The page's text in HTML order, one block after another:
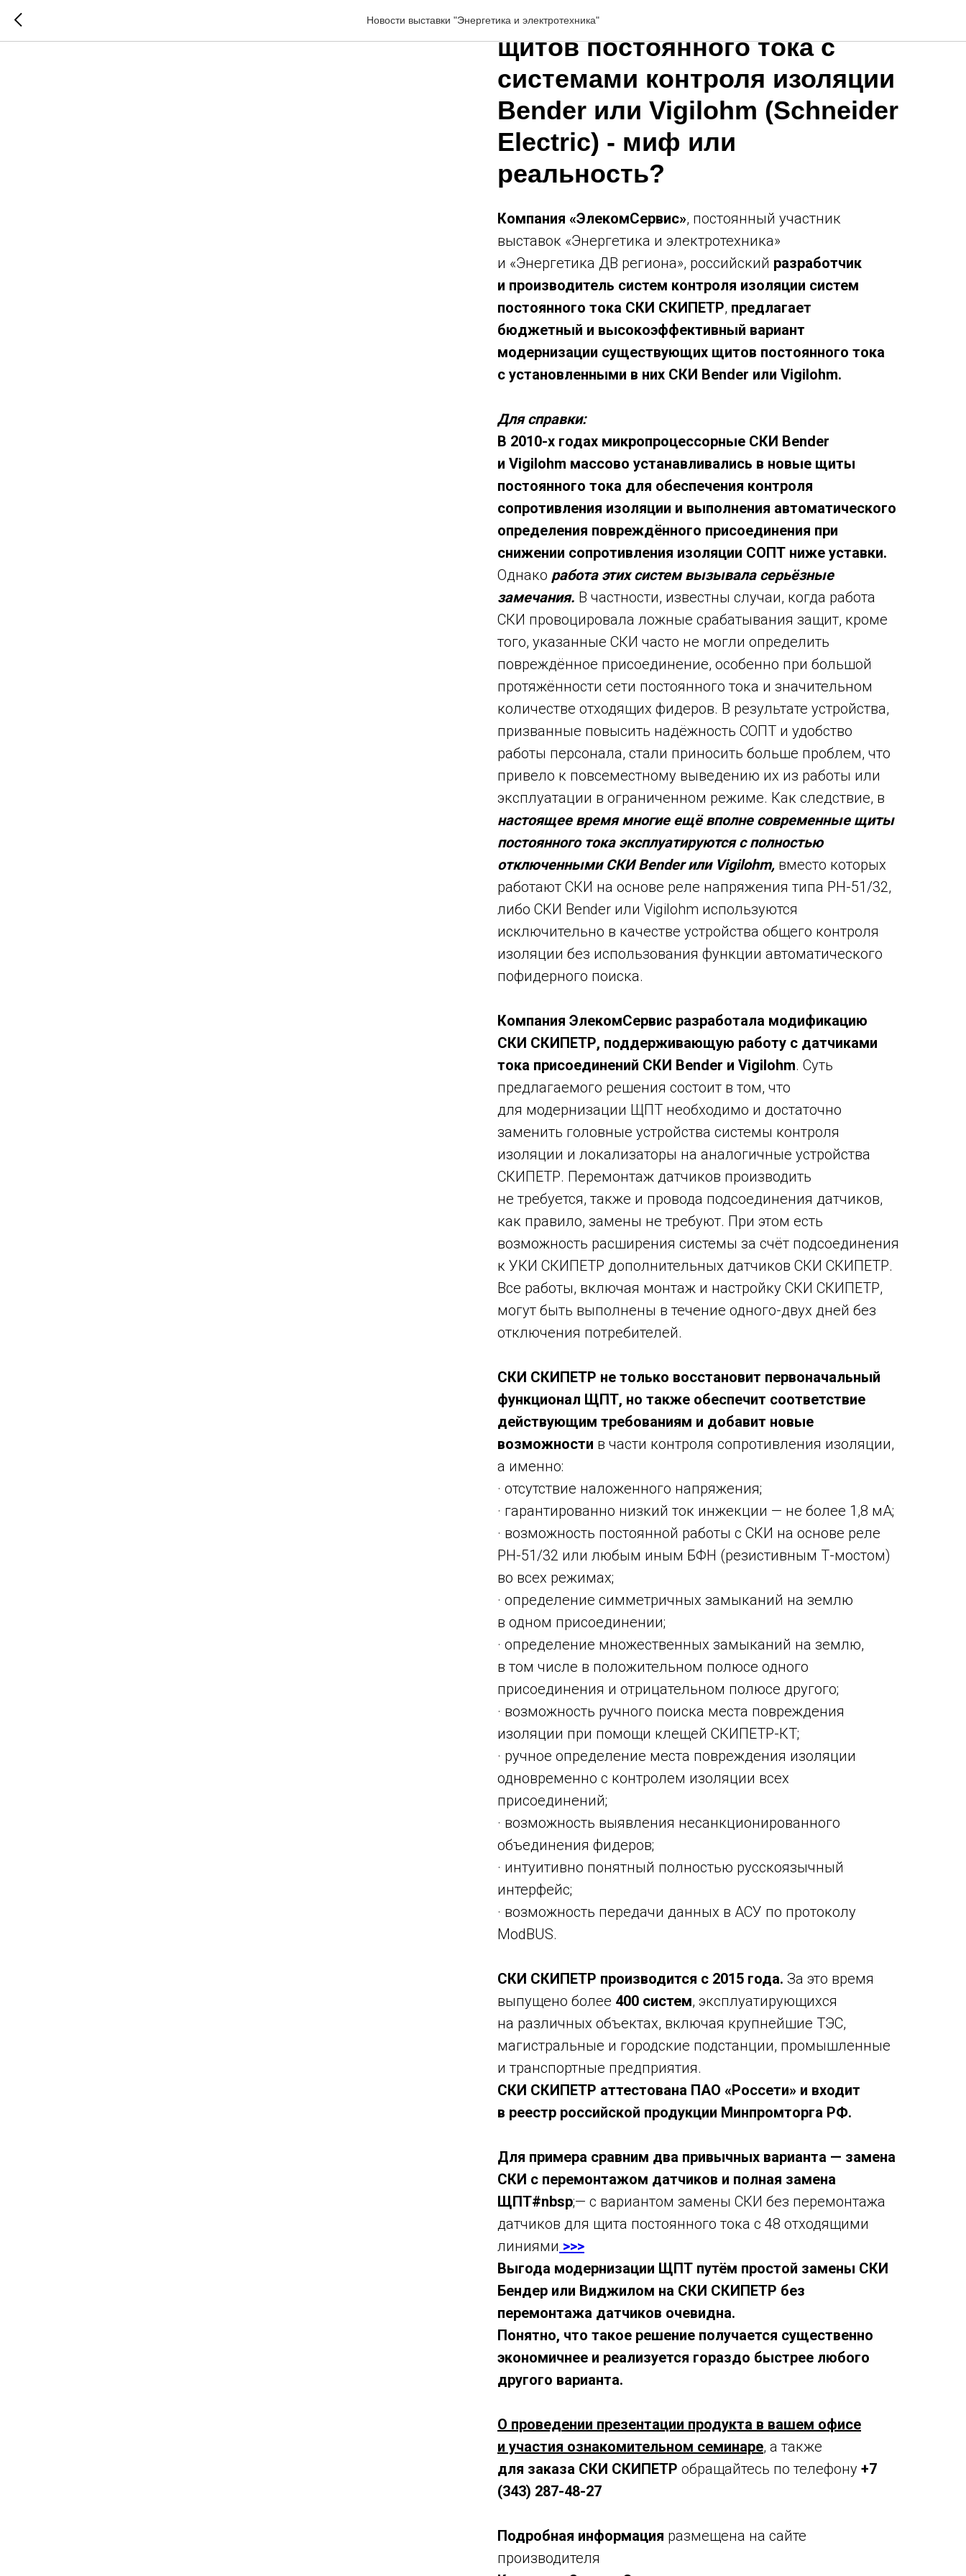
Новости выставки "Энергетика и электротехника"Бюджетная модернизация
щитов постоянного тока с
системами контроля изоляции
Bender или Vigilohm (Schneider
Electric) - миф или
реальность?
Компания «ЭлекомСервис», постоянный участник
выставок «Энергетика и электротехника»
и «Энергетика ДВ региона», российский разработчик
и производитель систем контроля изоляции систем
постоянного тока СКИ СКИПЕТР, предлагает
бюджетный и высокоэффективный вариант
модернизации существующих щитов постоянного тока
с установленными в них СКИ Bender или Vigilohm.
Для справки:
В 2010-х годах микропроцессорные СКИ Bender
и Vigilohm массово устанавливались в новые щиты
постоянного тока для обеспечения контроля
сопротивления изоляции и выполнения автоматического
определения повреждённого присоединения при
снижении сопротивления изоляции СОПТ ниже уставки.
Однако работа этих систем вызывала серьёзные
замечания. В частности, известны случаи, когда работа
СКИ провоцировала ложные срабатывания защит, кроме
того, указанные СКИ часто не могли определить
повреждённое присоединение, особенно при большой
протяжённости сети постоянного тока и значительном
количестве отходящих фидеров. В результате устройства,
призванные повысить надёжность СОПТ и удобство
работы персонала, стали приносить больше проблем, что
привело к повсеместному выведению их из работы или
эксплуатации в ограниченном режиме. Как следствие, в
настоящее время многие ещё вполне современные щиты
постоянного тока эксплуатируются с полностью
отключенными СКИ Bender или Vigilohm, вместо которых
работают СКИ на основе реле напряжения типа РН-51/32,
либо СКИ Bender или Vigilohm используются
исключительно в качестве устройства общего контроля
изоляции без использования функции автоматического
пофидерного поиска.
Компания ЭлекомСервис разработала модификацию
СКИ СКИПЕТР, поддерживающую работу с датчиками
тока присоединений СКИ Bender и Vigilohm. Суть
предлагаемого решения состоит в том, что
для модернизации ЩПТ необходимо и достаточно
заменить головные устройства системы контроля
изоляции и локализаторы на аналогичные устройства
СКИПЕТР. Перемонтаж датчиков производить
не требуется, также и провода подсоединения датчиков,
как правило, замены не требуют. При этом есть
возможность расширения системы за счёт подсоединения
к УКИ СКИПЕТР дополнительных датчиков СКИ СКИПЕТР.
Все работы, включая монтаж и настройку СКИ СКИПЕТР,
могут быть выполнены в течение одного-двух дней без
отключения потребителей.
СКИ СКИПЕТР не только восстановит первоначальный
функционал ЩПТ, но также обеспечит соответствие
действующим требованиям и добавит новые
возможности в части контроля сопротивления изоляции,
а именно:
· отсутствие наложенного напряжения;
· гарантированно низкий ток инжекции — не более 1,8 мА;
· возможность постоянной работы с СКИ на основе реле
РН-51/32 или любым иным БФН (резистивным Т-мостом)
во всех режимах;
· определение симметричных замыканий на землю
в одном присоединении;
· определение множественных замыканий на землю,
в том числе в положительном полюсе одного
присоединения и отрицательном полюсе другого;
· возможность ручного поиска места повреждения
изоляции при помощи клещей СКИПЕТР-КТ;
· ручное определение места повреждения изоляции
одновременно с контролем изоляции всех
присоединений;
· возможность выявления несанкционированного
объединения фидеров;
· интуитивно понятный полностью русскоязычный
интерфейс;
· возможность передачи данных в АСУ по протоколу
ModBUS.
СКИ СКИПЕТР производится с 2015 года. За это время
выпущено более 400 систем, эксплуатирующихся
на различных объектах, включая крупнейшие ТЭС,
магистральные и городские подстанции, промышленные
и транспортные предприятия.
СКИ СКИПЕТР аттестована ПАО «Россети» и входит
в реестр российской продукции Минпромторга РФ.
Для примера сравним два привычных варианта — замена
СКИ с перемонтажом датчиков и полная замена
ЩПТ#nbsp;— с вариантом замены СКИ без перемонтажа
датчиков для щита постоянного тока с 48 отходящими
линиями >>>
Выгода модернизации ЩПТ путём простой замены СКИ
Бендер или Виджилом на СКИ СКИПЕТР без
перемонтажа датчиков очевидна.
Понятно, что такое решение получается существенно
экономичнее и реализуется гораздо быстрее любого
другого варианта.
О проведении презентации продукта в вашем офисе
и участия ознакомительном семинаре, а также
для заказа СКИ СКИПЕТР обращайтесь по телефону +7
(343) 287-48-27
Подробная информация размещена на сайте
производителя